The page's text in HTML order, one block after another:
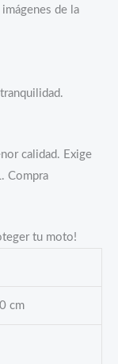
de la
calidad. Exige
Compra
tu moto!
cm